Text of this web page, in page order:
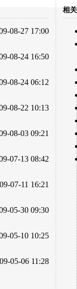
转发至：
08-27 17:00
08-24 16:50
08-24 06:12
08-22 10:13
08-03 09:21
07-13 08:42
09-07-11 16:21
05-30 09:30
05-10 10:25
09-05-06 11:28
相